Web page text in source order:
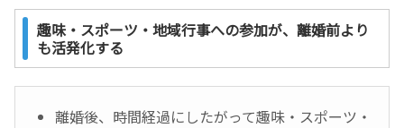
趣味・スポーツ・地域行事への参加が、離婚前より
も活発化する
離婚後、時間経過にしたがって趣味・スポーツ・